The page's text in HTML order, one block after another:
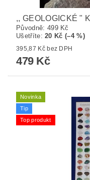
,, GEOLOGICKÉ "
Původně: 499 Kč
Ušetříte:20 Kč (–4 %)
395,87 Kč bez DPH
479 Kč
Novinka
Tip
Top produkt